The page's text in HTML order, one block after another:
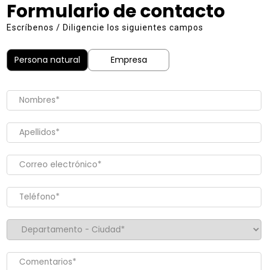
Formulario de contacto
Escríbenos / Diligencie los siguientes campos
Persona natural Empresa